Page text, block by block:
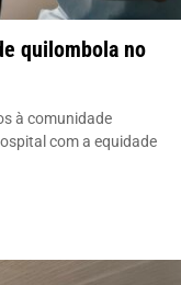
quilombola no
à comunidade
com a equidade